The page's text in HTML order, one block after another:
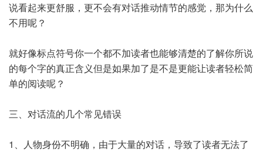
说看起来更舒服，更不会有对话推动情节的感觉，那为什么
不用呢？
就好像标点符号你一个都不加读者也能够清楚的了解你所说
的每个字的真正含义但是如果加了是不是更能让读者轻松简
单的阅读呢？
三、对话流的几个常见错误
1、人物身份不明确，由于大量的对话，导致了读者无法了